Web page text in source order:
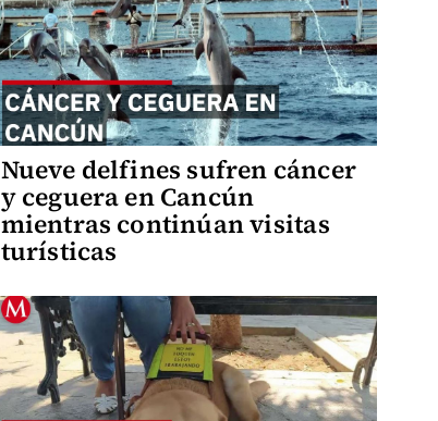
Nueve delfines sufren cáncer
y ceguera en Cancún
mientras continúan visitas
turísticas